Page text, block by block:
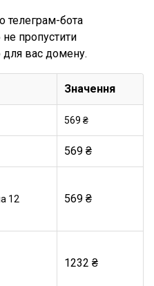
телеграм-бота
пропустити
вас домену.
Значення
569 ₴
569 ₴
12
569 ₴
1232 ₴